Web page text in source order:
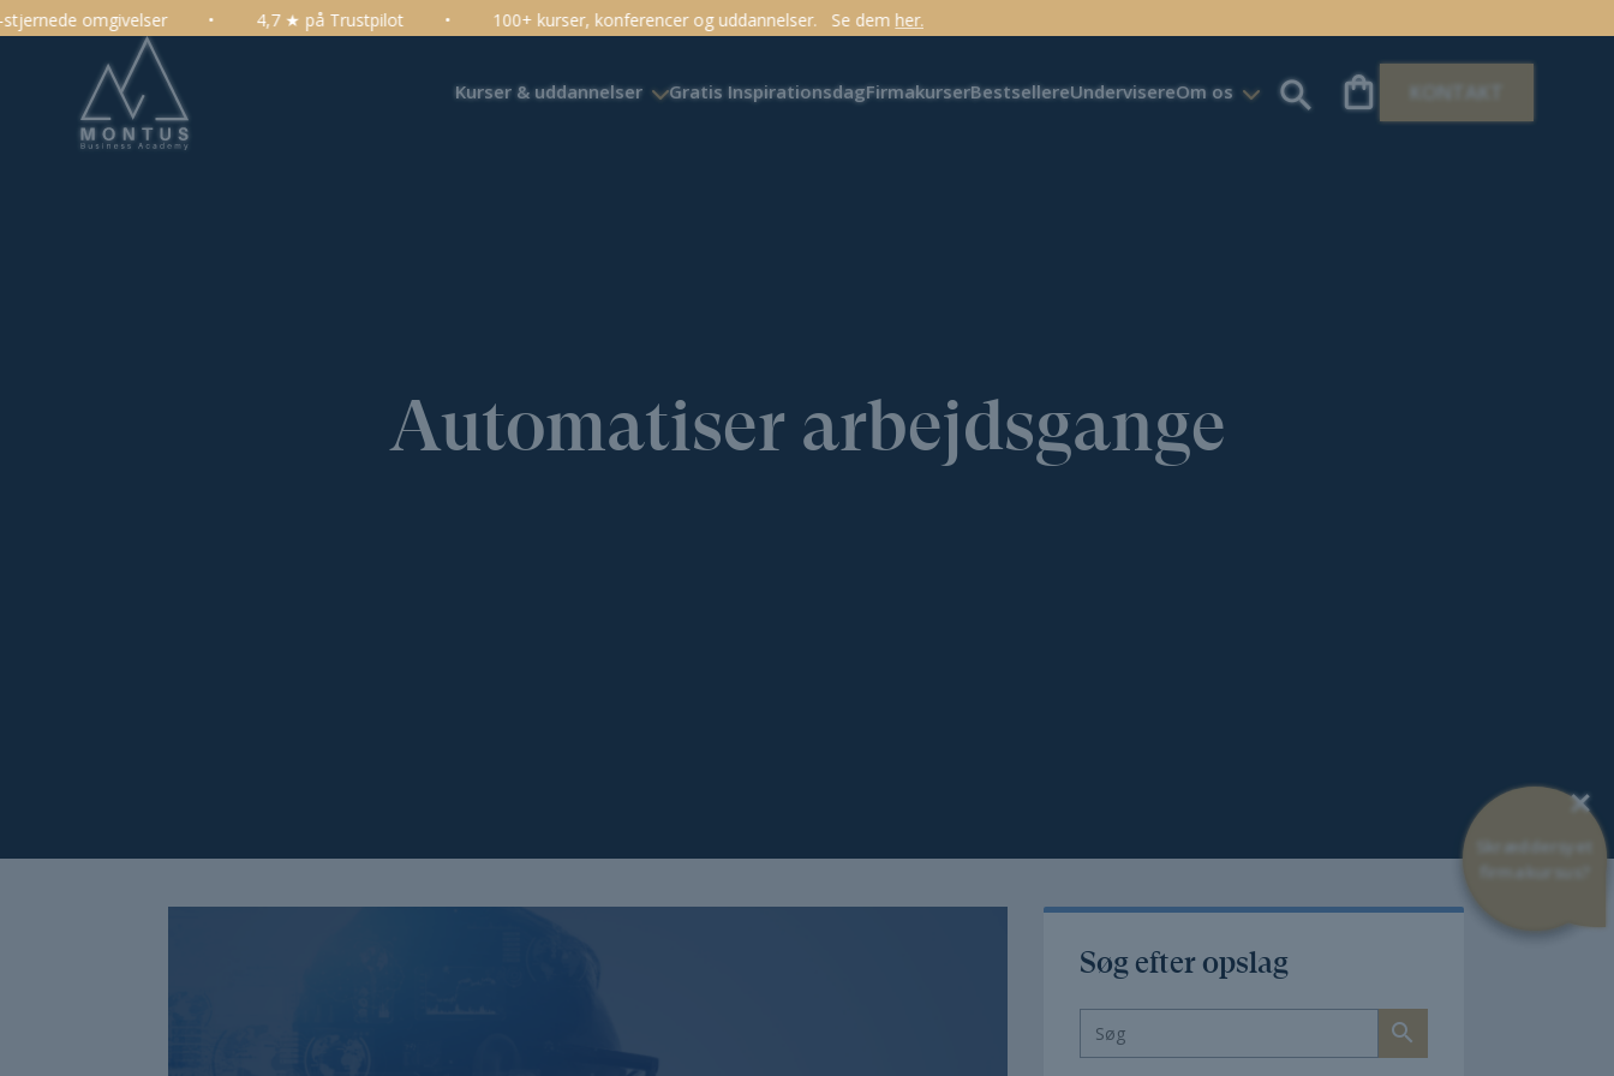
×
Skræddersyet
firmakursus?
Kurser & uddannelser Gratis InspirationsdagFirmakurserBestsellereUndervisereOm os KONTAKT
Automatiser arbejdsgange
Søg efter opslag
search
4,7 ★ på Trustpilot 100+ kurser, konferencer og uddannelser. Se demher.